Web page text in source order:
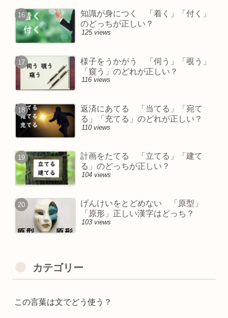
知識が身につく 「着く」「付く」
のどっちが正しい？
125 views
様子をうかがう 「伺う」「覗う」
「窺う」のどれが正しい？
116 views
返済にあてる 「当てる」「宛て
る」「充てる」のどれが正しい？
110 views
計画をたてる 「立てる」「建て
る」のどっちが正しい？
104 views
げんけいをとどめない 「原型」
「原形」正しい漢字はどっち？
103 views
カテゴリー
この言葉は文でどう使う？